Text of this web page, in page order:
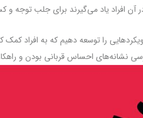
آن افراد یاد می‌گیرند برای جلب توجه و
را توسعه دهیم که به افراد
نشانه‌های احساس قربانی بودن و